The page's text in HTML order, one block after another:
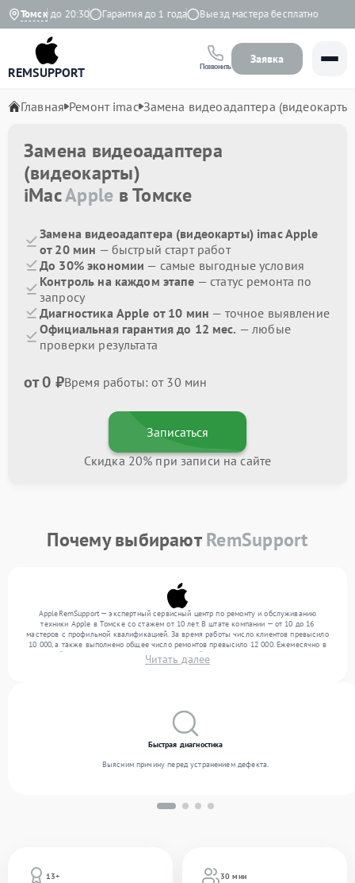
Томск
с 9:00 до 20:30 Гарантия до 1 года Выезд мастера бесплатно
REMSUPPORT Позвонить
Заявка
Главная Ремонт imac Замена видеоадаптера (видеокарты)
Замена видеоадаптера
(видеокарты)
iMacApple в Томске
Замена видеоадаптера (видеокарты) imac Apple
от 20 мин — быстрый старт работ
До 30% экономии — самые выгодные условия
Контроль на каждом этапе — статус ремонта по
запросу
Диагностика Apple от 10 мин — точное выявление
Официальная гарантия до 12 мес. — любые
проверки результата
от 0 ₽Время работы: от 30 мин
Записаться
Скидка 20% при записи на сайте
Почему выбираютRemSupport
AppleRemSupport — экспертный сервисный центр по ремонту и обслуживанию
техники Apple в Томске со стажем от 10 лет. В штате компании — от 10 до 16
мастеров с профильной квалификацией. За время работы число клиентов превысило
10 000, а также выполнено общее число ремонтов превысило 12 000. Ежемесячно в
сервисный центр поступает более 300 обращений, включая , , . Мы выполняем ремонт
различного уровня сложности и обеспечиваем надежный результат благодаря
Читать далее
13+
30 мин
Быстрая диагностика
Выясним причину перед устранением дефекта.